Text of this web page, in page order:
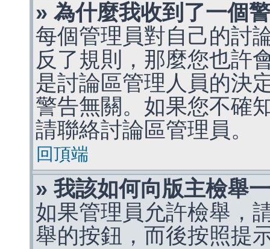
» 為什麼我收到了一個
每個管理員對自己的討
反了規則，那麼您也許
是討論區管理人員的決
警告無關。如果您不確
請聯絡討論區管理員。
回頂端
» 我該如何向版主檢舉
如果管理員允許檢舉，
舉的按鈕，而後按照提